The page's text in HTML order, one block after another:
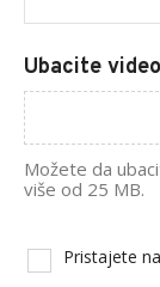
Ubacite
Možete da
više od 25 MB.
Pristajete na